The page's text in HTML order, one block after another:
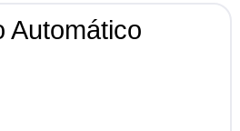
Automático